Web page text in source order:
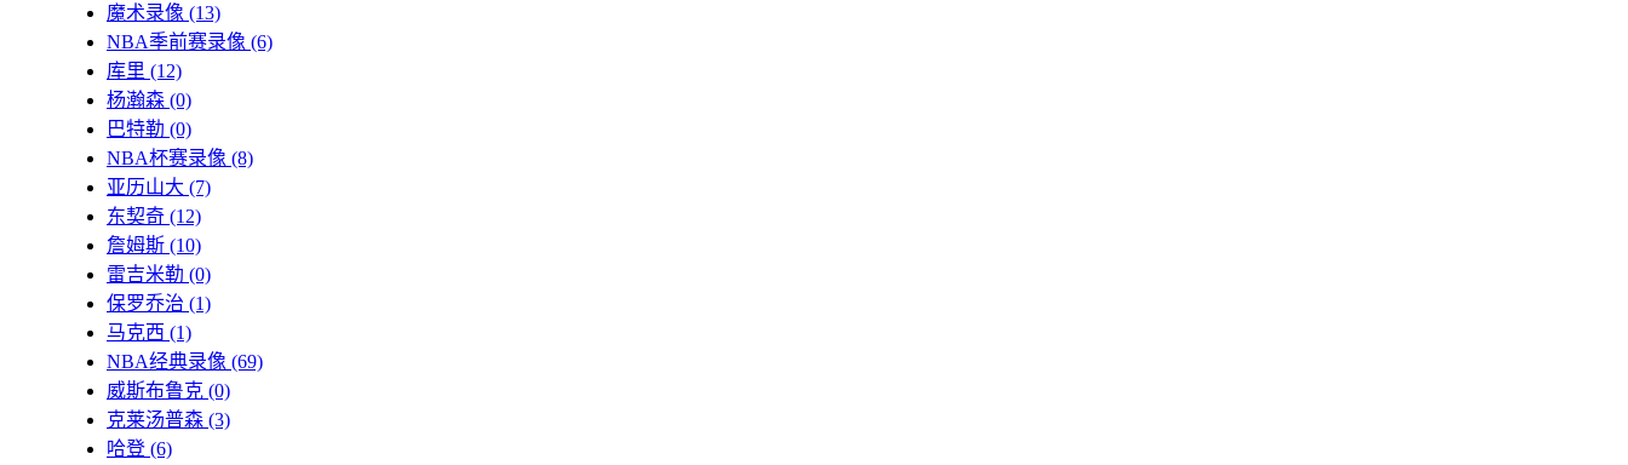
魔术录像 (13)
NBA季前赛录像 (6)
库里 (12)
杨瀚森 (0)
巴特勒 (0)
NBA杯赛录像 (8)
亚历山大 (7)
东契奇 (12)
詹姆斯 (10)
雷吉米勒 (0)
保罗乔治 (1)
马克西 (1)
NBA经典录像 (69)
威斯布鲁克 (0)
克莱汤普森 (3)
哈登 (6)